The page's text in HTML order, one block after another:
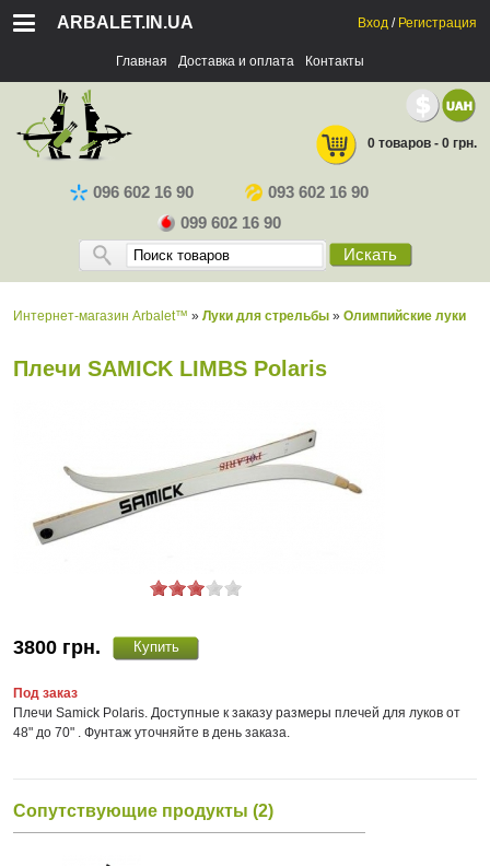
ARBALET.IN.UA
Главная Доставка и оплата Контакты
Вход / Регистрация
096 602 16 90
093 602 16 90
099 602 16 90
Искать
0 товаров - 0 грн.
Интернет-магазин Arbalet™ » Луки для стрельбы » Олимпийские луки
Плечи SAMICK LIMBS Polaris
3800 грн.
Под заказ
Плечи Samick Polaris. Доступные к заказу размеры плечей для луков от
48" до 70" . Фунтаж уточняйте в день заказа.
Сопутствующие продукты (2)